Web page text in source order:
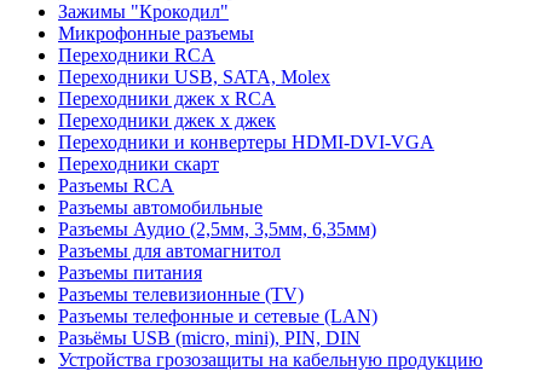
Зажимы "Крокодил"
Микрофонные разъемы
Переходники RCA
Переходники USB, SATA, Molex
Переходники джек х RCA
Переходники джек х джек
Переходники и конвертеры HDMI-DVI-VGA
Переходники скарт
Разъемы RCA
Разъемы автомобильные
Разъемы Аудио (2,5мм, 3,5мм, 6,35мм)
Разъемы для автомагнитол
Разъемы питания
Разъемы телевизионные (TV)
Разъемы телефонные и сетевые (LAN)
Разьёмы USB (micro, mini), PIN, DIN
Устройства грозозащиты на кабельную продукцию